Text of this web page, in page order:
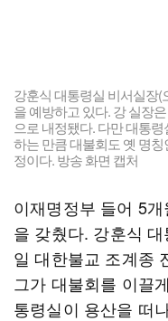
강훈식 대통령실 비서실장(
을 예방하고 있다. 강 실장
으로 내정됐다. 다만 대통
하는 만큼 대불회도 옛 명칭
정이다. 방송 화면 캡처
이재명정부 들어 5
을 갖췄다. 강훈식
일 대한불교 조계종
그가 대불회를 이끌
통령실이 용산을 떠